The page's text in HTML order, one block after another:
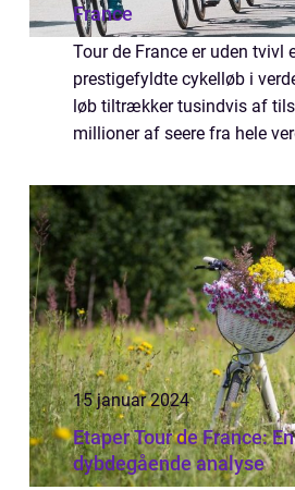
France
Tour de France er uden tvivl
prestigefyldte cykelløb i
løb tiltrækker tusindvis af
millioner af seere fra hele
arrangementet, kan det virke
forvirrende...
15 januar 2024
Etaper Tour de France: En
dybdegående analyse